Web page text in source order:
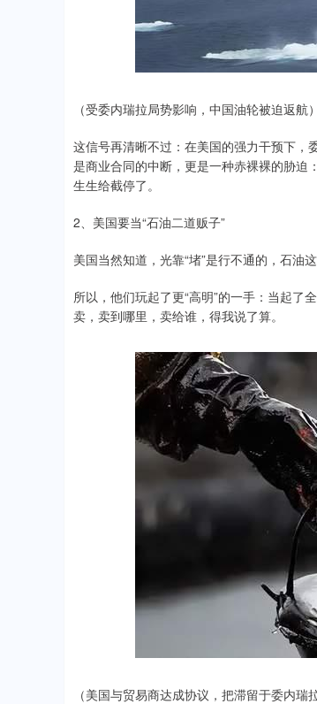
（受委内瑞拉局势影响，中国油轮被迫返航）
这信号再清晰不过：在美国的强力干预下，
是商业合同的中断，更是一种赤裸裸的胁迫
生生给截停了。
2、美国要当“石油二道贩子”
美国当然知道，光靠“堵”是行不通的，石油
所以，他们玩起了更“高明”的一手：当起了
卖，卖到哪里，卖给谁，得我说了算。
（美国与贸易商达成协议，把滞留于委内瑞